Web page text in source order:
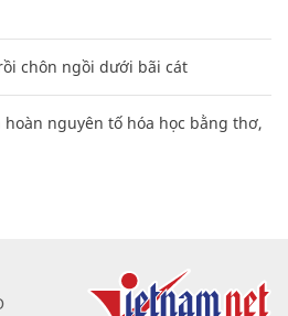
chôn ngồi dưới bãi cát
nguyên tố hóa học bằng thơ,